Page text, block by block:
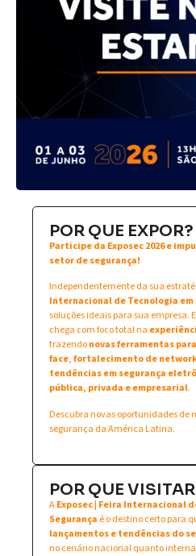
POR QUE EXPOR?
Participe da Exposec 2026 e
setor de segurança!
Independentemente da sua
Internacional de Tecnologia em
soluções ideais para sua empresa.
chega com foco total na
trazendonovas ferramentas
face,fortalecimento de
tendências em segurança
pública, privada e empresarial.
Descubra novas oportunidades de
segurança da América Latina.
POR QUE
AExposec | Feira Internacional
Segurança é o destino certo para
lançamentos e tendências do
no cenário nacional quanto